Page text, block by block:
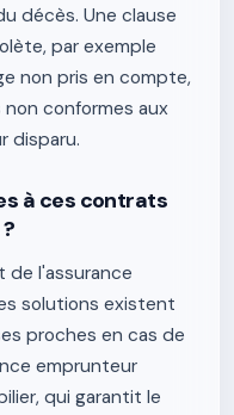
décès. Une clause
par exemple
non pris en compte,
conformes aux
disparu.
à ces contrats
de l'assurance
solutions existent
proches en cas de
emprunteur
qui garantit le